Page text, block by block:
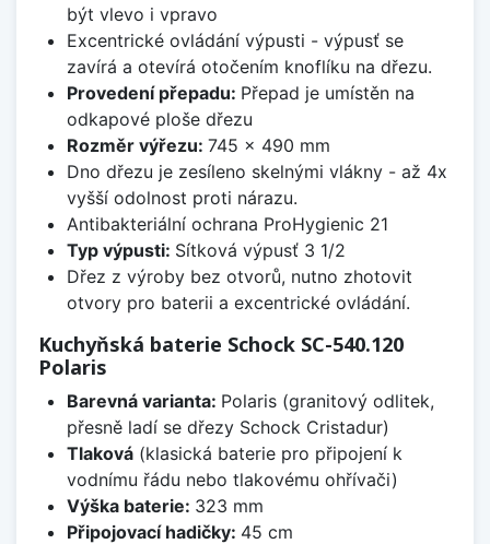
být vlevo i vpravo
Excentrické ovládání výpusti - výpusť se
zavírá a otevírá otočením knoflíku na dřezu.
Provedení přepadu: Přepad je umístěn na
odkapové ploše dřezu
Rozměr výřezu: 745 x 490 mm
Dno dřezu je zesíleno skelnými vlákny - až 4x
vyšší odolnost proti nárazu.
Antibakteriální ochrana ProHygienic 21
Typ výpusti: Sítková výpusť 3 1/2
Dřez z výroby bez otvorů, nutno zhotovit
otvory pro baterii a excentrické ovládání.
Kuchyňská baterie Schock SC-540.120
Polaris
Barevná varianta: Polaris (granitový odlitek,
přesně ladí se dřezy Schock Cristadur)
Tlaková(klasická baterie pro připojení k
vodnímu řádu nebo tlakovému ohřívači)
Výška baterie: 323 mm
Připojovací hadičky: 45 cm